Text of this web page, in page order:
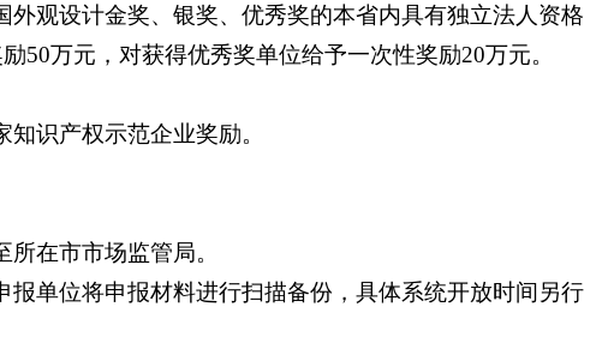
观设计金奖、银奖、优秀奖的本省内具有独立法人资格
50万元，对获得优秀奖单位给予一次性奖励20万元。
识产权示范企业奖励。
在市市场监管局。
单位将申报材料进行扫描备份，具体系统开放时间另行